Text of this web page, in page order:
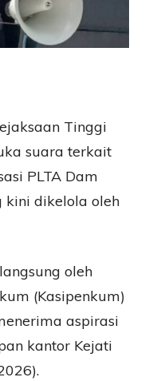
Tinggi
suara terkait
PLTA Dam
kini dikelola oleh
oleh
(Kasipenkum)
aspirasi
kantor Kejati